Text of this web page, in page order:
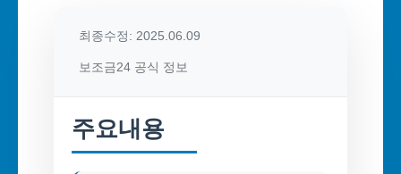
최종수정: 2025.06.09
보조금24 공식 정보
주요내용